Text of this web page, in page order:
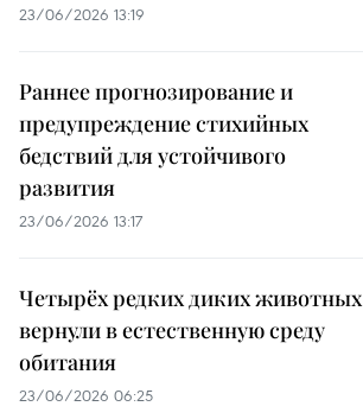
23/06/2026 13:19
Раннее прогнозирование и
предупреждение стихийных
бедствий для устойчивого
развития
23/06/2026 13:17
Четырёх редких диких животных
вернули в естественную среду
обитания
23/06/2026 06:25